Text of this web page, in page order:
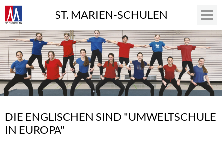
ST. MARIEN-SCHULEN
DIE ENGLISCHEN SIND "UMWELTSCHULE
IN EUROPA"